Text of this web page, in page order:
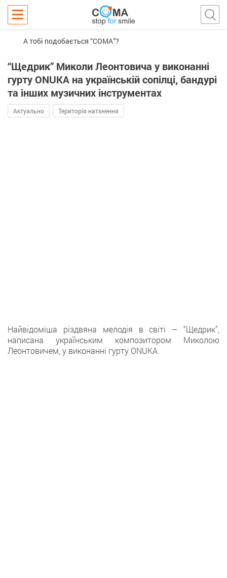
А тобі подобається “COMA”?
“Щедрик” Миколи Леонтовича у виконанні
гурту ONUKA на українській сопілці, бандурі
та інших музичних інструментах
Актуально Територія натхнення
Найвідоміша різдвяна мелодія в світі – “Щедрик”,
написана українським композитором Миколою
Леонтовичем, у виконанні гурту ONUKA.